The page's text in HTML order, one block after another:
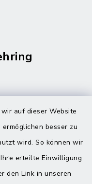
auf dieser Website
besser zu
wird. So können wir
erteilte Einwilligung
den Link in unseren